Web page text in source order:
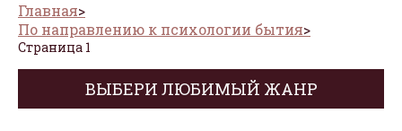
Главная
По направлению к психологии бытия
Страница 1
ВЫБЕРИ ЛЮБИМЫЙ ЖАНР